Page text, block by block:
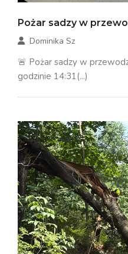
Pożar sadzy w
Dominika Sz
🚨 Pożar sadzy w
godzinie 14:31(...)